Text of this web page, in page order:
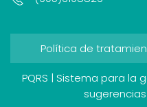
Política de
PQRS | Sistema para la